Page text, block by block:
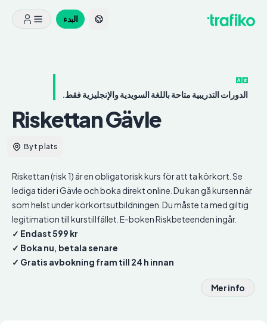
البدء
الدورات التدريبية متاحة باللغة السويدية والإنجليزية فقط.
RiskettanGävle
Byt plats
Riskettan (risk 1) är en obligatorisk kurs för att ta körkort. Se
lediga tider i Gävle och boka direkt online. Du kan gå kursen när
som helst under körkortsutbildningen. Du måste ta med giltig
legitimation till kurstillfället. E-boken Riskbeteenden ingår.
✓ Endast 599 kr
✓ Boka nu, betala senare
✓ Gratis avbokning fram till 24 h innan
Mer info